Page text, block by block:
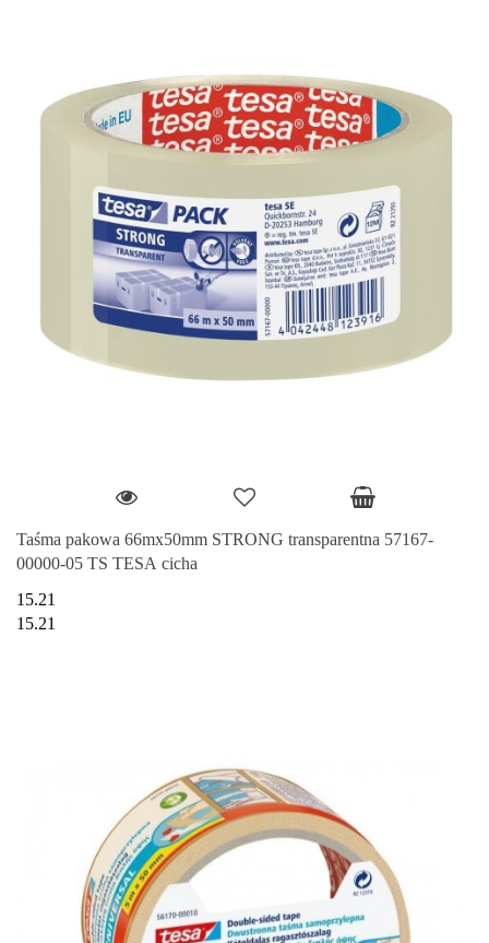
Taśma pakowa 66mx50mm STRONG transparentna 57167-
00000-05 TS TESA cicha
15.21
15.21